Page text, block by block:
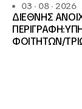
03 · 08 · 2026
ΔΙΕΘΝΗΣ
ΦΟΙΤΗΤΩΝ/